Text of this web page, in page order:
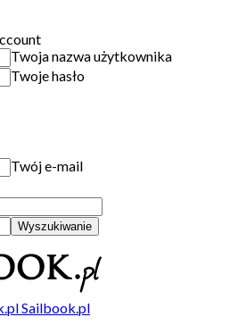
Twoja nazwa użytkownika
Twoje hasło
Twój e-mail
Sailbook.pl